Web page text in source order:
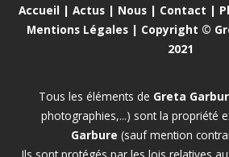
Accueil | Actus| Nous| Contact |
Mentions Légales | Copyright ©
2021
Tous les éléments de Greta
photographies,...) sont la propriété
Garbure (sauf mention
Ils sont protégés par les lois relatives